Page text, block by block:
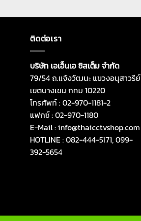
ติดต่อเรา
บริษัท เอเอ็นเอ ซิสเต็ม จำกัด
79/54 ถ.แจ้งวัฒนะ แขวงอนุสาวรีย์
เขตบางเขน กทม 10220
โทรศัพท์ : 02-970-1181-2
แฟกซ์ : 02-970-1180
E-Mail : info@thaicctvshop.com
HOTLINE : 082-444-5171, 099-
392-5654